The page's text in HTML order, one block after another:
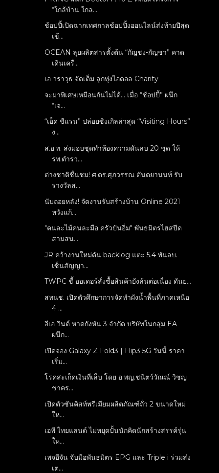
“ใกล้บ้าน ใกล...
ช้อปปี้เปิดฉากเทศกาลช้อปปิ้งออนไลน์ส่งท้ายปีสุด
เข้...
OCEAN ลุยผลิตสารตั้งต้น “กัญชง-กัญชา” คาด
เดินเครื่...
เอ วราวุธ จัดเต็ม ลูกทุ่งไอดอล Charity
จะมาพิเศษเหมือนกันไม่ได้… เมื่อ “ช้อปปี้” ผนึก
“เจ...
“เอ็ด ชีแรน” ปล่อยซิงเกิลล่าสุด “Visiting Hours”
ง...
ส.อ.ท. ส่งมอบชุดทำห้องความดันลบ 20 ชุด ให้
รพ.ตำรว...
ต่างชาติชื่นชม! ศ.ดร.ศุภวรรณ ตันตยานนท์ รับ
รางวัลส...
นับถอยหลัง! จัดงานรับสร้างบ้าน Online 2021
หวังแก้...
"คนละไม้คนละมือ​ ครัวปันอิ่ม​" พันธมิตรไฮสปีด
สามสน...
JR คว้างานใหม่ดัน backlog แตะ 5.4 พันลบ.
เซ็นสัญญา...
TWPC ชี้ ออเดอร์สั่งซื้อสินค้ายังล้นต่อเนื่อง ดันย...
สทนช. เปิดตัวศึกษาการจัดทำผังน้ำพื้นที่ภาคเหนือ
4 ...
อีเอ วินด์ หาดกังหัน 3 จำกัด บริษัทในกลุ่ม EA
ผนึก...
เปิดจอง Galaxy Z Fold3 | Flip3 5G วันนี้ ราคา
เริ่ม...
โรคสะเก็ดเงินที่เล็บ โดย อ.พญ.ชนิตว์วัณณ์ วิชญ
ชาคร...
เปิดตัวซันคิสท์พรีเมียมผลิตภัณฑ์ถั่ว 2 ขนาดใหม่
ให...
เอพี ไทยแลนด์ ไม่หยุดปั้นนักคิดนักสร้างสรรค์รุ่น
ให...
เพจอีจัน จับมือพันธมิตร EPG และ Triple i ร่วมส่ง
เต...